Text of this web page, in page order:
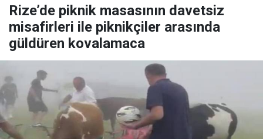
Rize’de piknik masasının davetsiz
misafirleri ile piknikçiler arasında
güldüren kovalamaca